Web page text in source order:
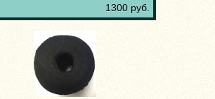
1300 руб.